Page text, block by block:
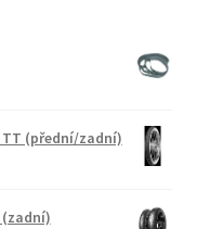
TT (přední/zadní)
(zadní)